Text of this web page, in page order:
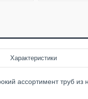
Характеристики
ассортимент труб